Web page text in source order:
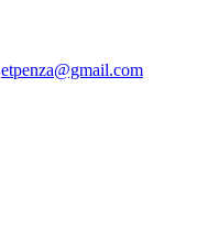
etpenza@gmail.com